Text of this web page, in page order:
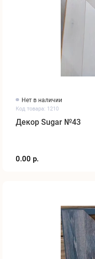
Нет в наличии
Код товара: 1210
Декор Sugar №43
0.00 р.